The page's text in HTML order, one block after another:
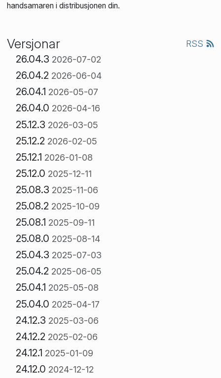
handsamaren i distribusjonen din.
Versjonar RSS
26.04.3 2026-07-02
26.04.2 2026-06-04
26.04.1 2026-05-07
26.04.0 2026-04-16
25.12.3 2026-03-05
25.12.2 2026-02-05
25.12.1 2026-01-08
25.12.0 2025-12-11
25.08.3 2025-11-06
25.08.2 2025-10-09
25.08.1 2025-09-11
25.08.0 2025-08-14
25.04.3 2025-07-03
25.04.2 2025-06-05
25.04.1 2025-05-08
25.04.0 2025-04-17
24.12.3 2025-03-06
24.12.2 2025-02-06
24.12.1 2025-01-09
24.12.0 2024-12-12